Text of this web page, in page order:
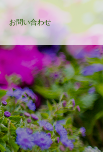
お問い合わせ